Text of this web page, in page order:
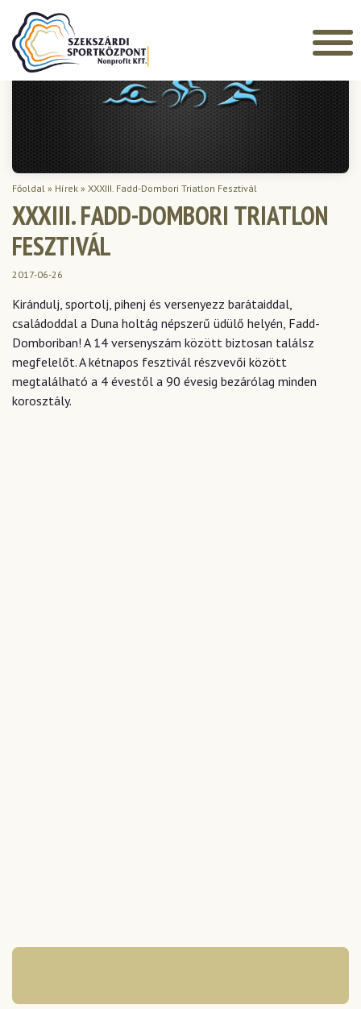
Főoldal » Hírek » XXXIII. Fadd-Dombori Triatlon Fesztivál
XXXIII. FADD-DOMBORI TRIATLON
FESZTIVÁL
2017-06-26
Kirándulj, sportolj, pihenj és versenyezz barátaiddal,
családoddal a Duna holtág népszerű üdülő helyén, Fadd-
Domboriban! A 14 versenyszám között biztosan találsz
megfelelőt. A kétnapos fesztivál részvevői között
megtalálható a 4 évestől a 90 évesig bezárólag minden
korosztály.